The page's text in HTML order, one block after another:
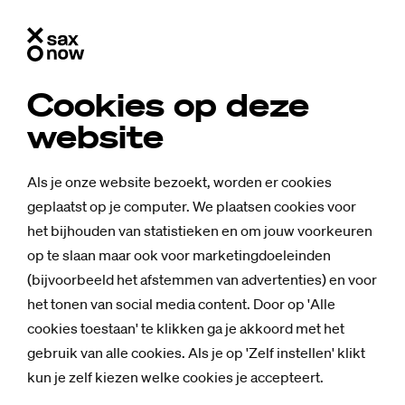
Cookies op deze
website
Als je onze website bezoekt, worden er cookies
geplaatst op je computer. We plaatsen cookies voor
het bijhouden van statistieken en om jouw voorkeuren
op te slaan maar ook voor marketingdoeleinden
(bijvoorbeeld het afstemmen van advertenties) en voor
het tonen van social media content. Door op 'Alle
cookies toestaan' te klikken ga je akkoord met het
gebruik van alle cookies. Als je op 'Zelf instellen' klikt
kun je zelf kiezen welke cookies je accepteert.